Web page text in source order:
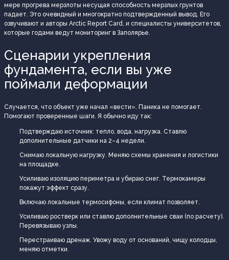
мере прогрева мерзлоты несущая способность мерзлых грунтов
падает. Это очевидный и многократно подтвержденный вывод. Его
озвучивают и авторы Arctic Report Card, и специалисты университетов,
которые годами ведут мониторинг в Заполярье.
Сценарии укрепления
фундамента, если вы уже
поймали деформации
Случается, что объект уже начал «вести». Паника не помогает.
Помогают проверенные шаги. Я обычно иду так:
Подтверждаю источник: тепло, вода, нагрузка. Ставлю
дополнительные датчики на 2–4 недели.
Снимаю локальную нагрузку. Меняю схемы хранения и логистики
на площадке.
Усиливаю изоляцию периметра и убираю снег. Термокамеры
покажут эффект сразу.
Включаю локальные термосифоны, если климат позволяет.
Усиливаю ростверк или ставлю дополнительные сваи (по расчету).
Перевязываю узлы.
Перестраиваю дренаж. Увожу воду от оснований, чищу колодцы,
меняю отметки.